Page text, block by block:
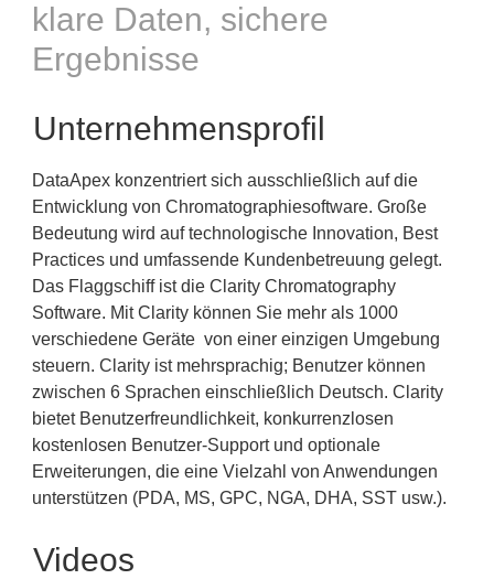
klare Daten, sichere
Ergebnisse
Unternehmensprofil
DataApex konzentriert sich ausschließlich auf die
Entwicklung von Chromatographiesoftware. Große
Bedeutung wird auf technologische Innovation, Best
Practices und umfassende Kundenbetreuung gelegt.
Das Flaggschiff ist die Clarity Chromatography
Software. Mit Clarity können Sie mehr als 1000
verschiedene Geräte von einer einzigen Umgebung
steuern. Clarity ist mehrsprachig; Benutzer können
zwischen 6 Sprachen einschließlich Deutsch. Clarity
bietet Benutzerfreundlichkeit, konkurrenzlosen
kostenlosen Benutzer-Support und optionale
Erweiterungen, die eine Vielzahl von Anwendungen
unterstützen (PDA, MS, GPC, NGA, DHA, SST usw.).
Videos